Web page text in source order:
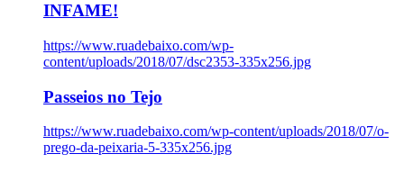
INFAME!
https://www.ruadebaixo.com/wp-
content/uploads/2018/07/dsc2353-335x256.jpg
Passeios no Tejo
https://www.ruadebaixo.com/wp-content/uploads/2018/07/o-
prego-da-peixaria-5-335x256.jpg